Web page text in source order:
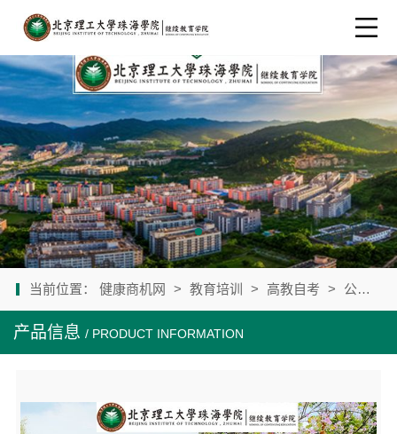
当前位置： 健康商机网 > 教育培训 > 高教自考 > 公司产品
产品信息 / PRODUCT INFORMATION